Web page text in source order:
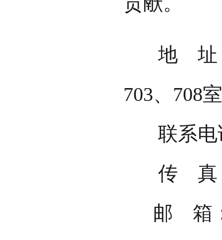
地 址：
703、708室
联系电
传 真：
邮 箱：